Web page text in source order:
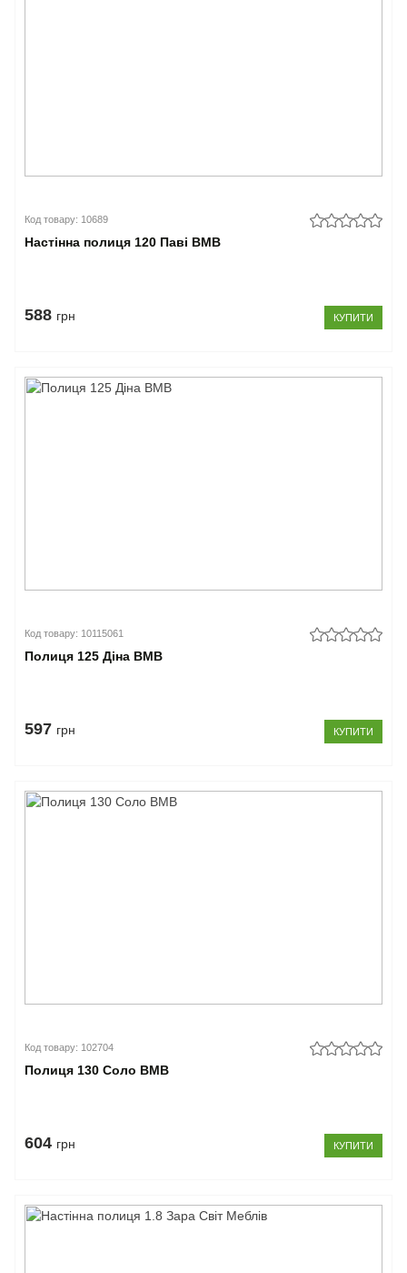
Код товару: 10689
Настінна полиця 120 Паві ВМВ
588 грн КУПИТИ
Код товару: 10115061
Полиця 125 Діна ВМВ
597 грн КУПИТИ
Код товару: 102704
Полиця 130 Соло ВМВ
604 грн КУПИТИ